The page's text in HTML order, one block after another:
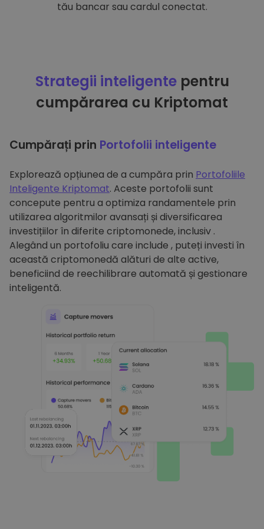
tău bancar sau cardul conectat.
Strategii inteligentepentru
cumpărarea cu Kriptomat
Cumpărați prin Portofolii inteligente
Explorează opțiunea de a cumpăra prin Portofoliile
Inteligente Kriptomat. Aceste portofolii sunt
concepute pentru a optimiza randamentele prin
utilizarea algoritmilor avansați și diversificarea
investițiilor în diferite criptomonede, inclusiv .
Alegând un portofoliu care include , puteți investi în
această criptomonedă alături de alte active,
beneficiind de reechilibrare automată și gestionare
inteligentă.